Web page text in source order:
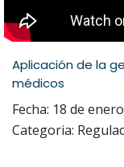
Aplicación de la
médicos
Fecha: 18 de
Categoria: